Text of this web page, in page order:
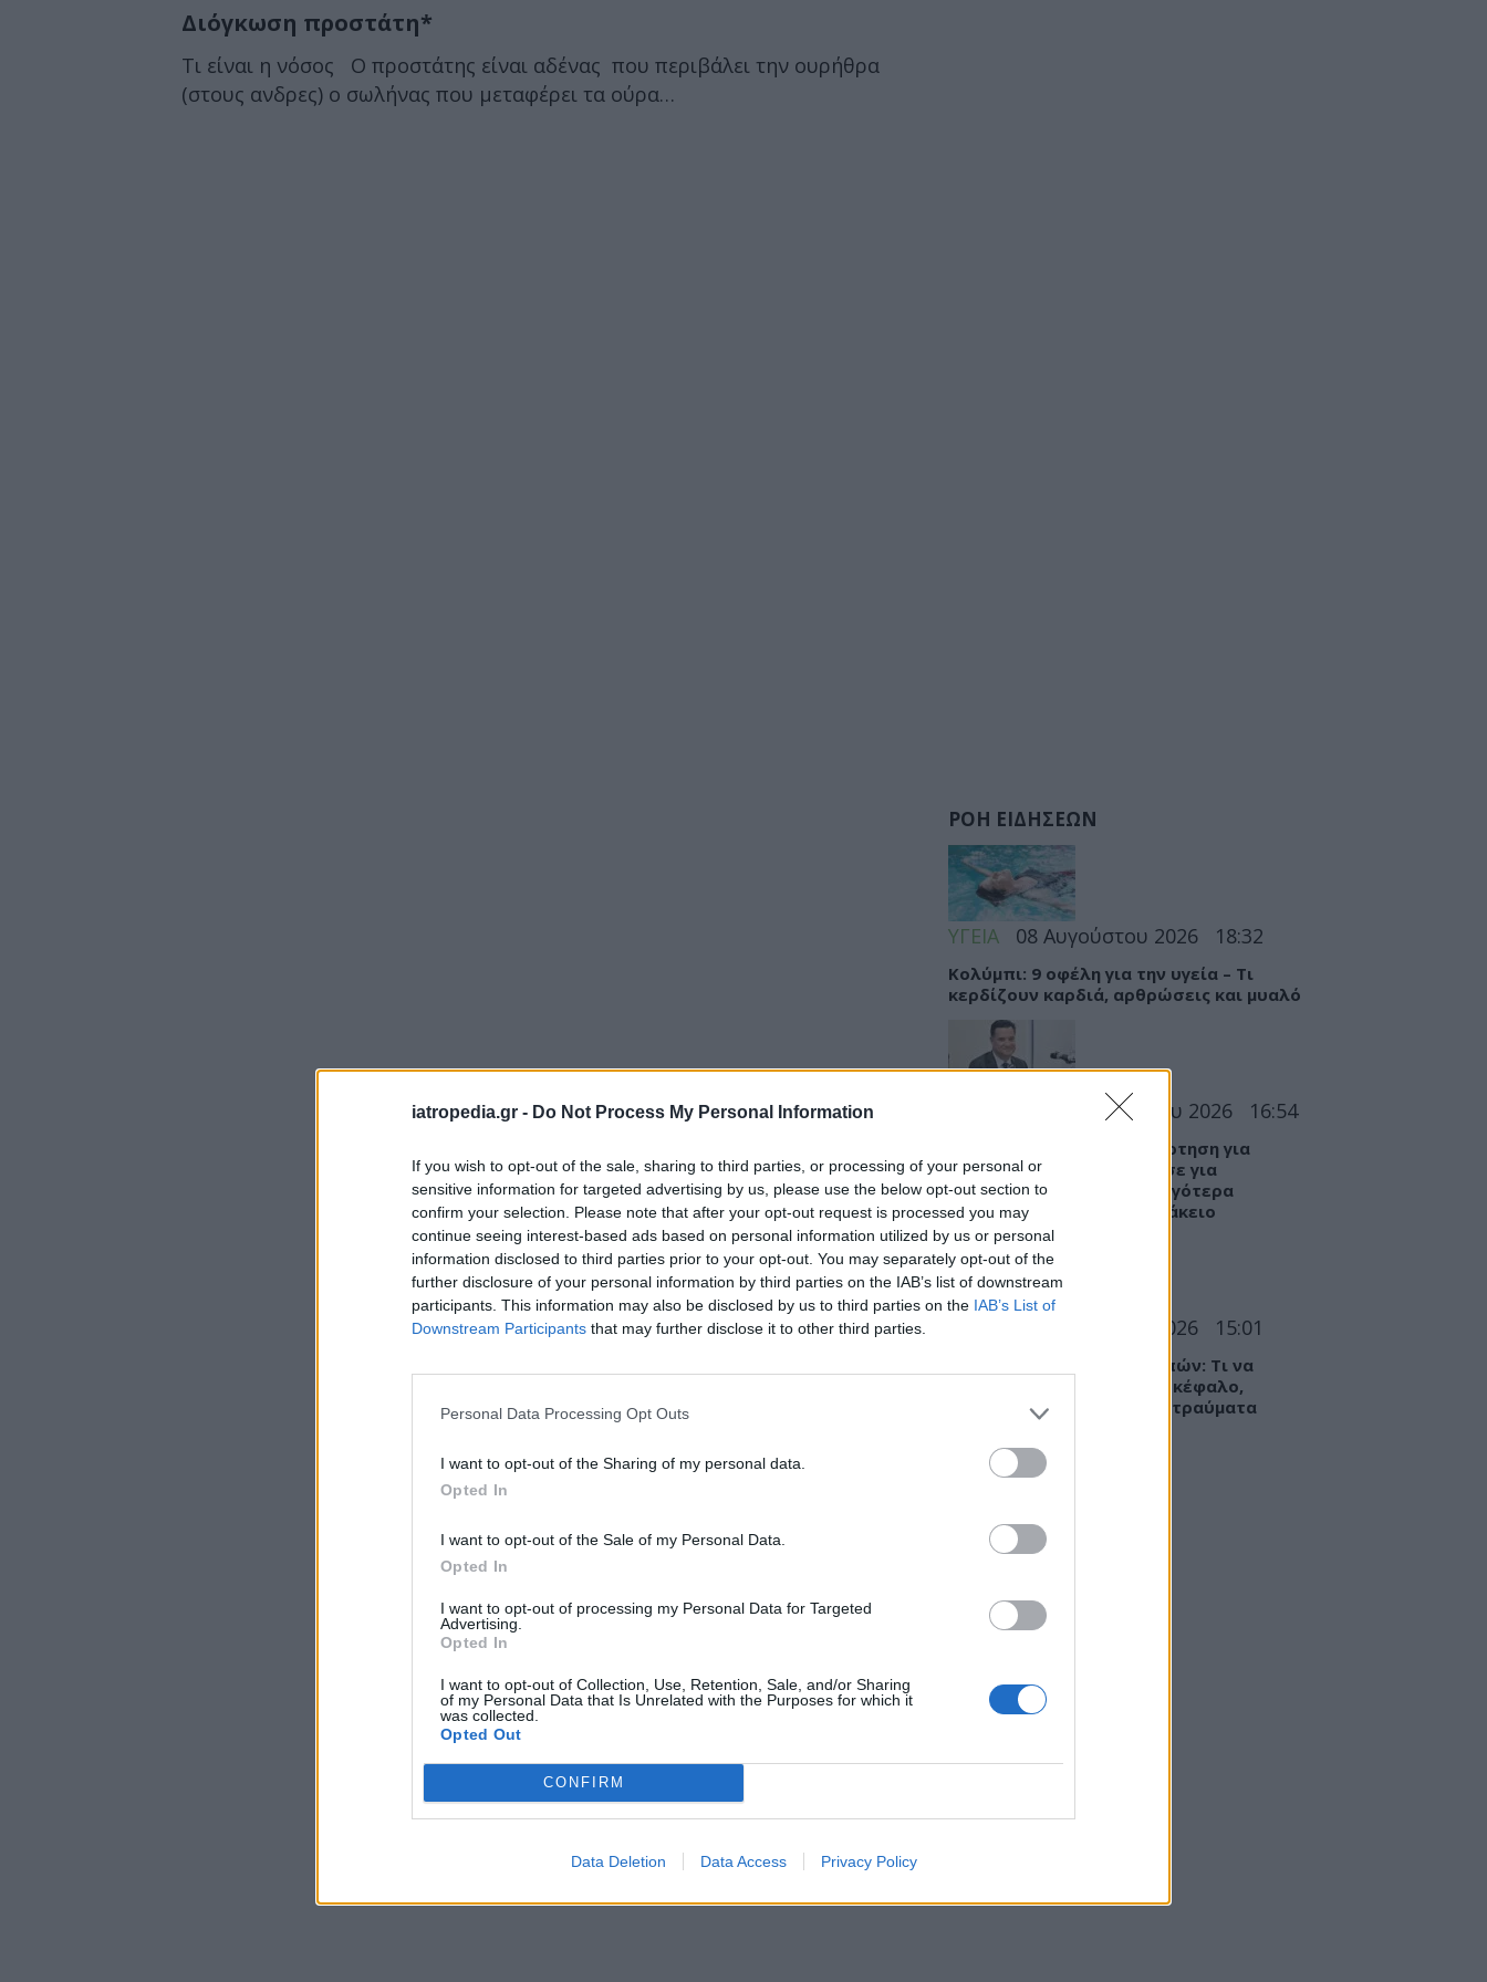
iatropedia.gr - Do Not Process My Personal Information
If you wish to opt-out of the sale, sharing to third parties, or processing of your personal or
sensitive information for targeted advertising by us, please use the below opt-out section to
confirm your selection. Please note that after your opt-out request is processed you may
continue seeing interest-based ads based on personal information utilized by us or personal
information disclosed to third parties prior to your opt-out. You may separately opt-out of the
further disclosure of your personal information by third parties on the IAB’s list of downstream
participants. This information may also be disclosed by us to third parties on the IAB’s List of
Downstream Participants that may further disclose it to other third parties.
Personal Data Processing Opt Outs
I want to opt-out of the Sharing of my personal data.
Opted In
I want to opt-out of the Sale of my Personal Data.
Opted In
I want to opt-out of processing my Personal Data for Targeted
Advertising.
Opted In
I want to opt-out of Collection, Use, Retention, Sale, and/or Sharing
of my Personal Data that Is Unrelated with the Purposes for which it
was collected.
Opted Out
CONFIRM
Data Deletion Data Access Privacy Policy
Διόγκωση προστάτη*
Τι είναι η νόσος Ο προστάτης είναι αδένας που περιβάλει την ουρήθρα
(στους ανδρες) ο σωλήνας που μεταφέρει τα ούρα…
ΡΟΗ ΕΙΔΗΣΕΩΝ
ΥΓΕΙΑ 08 Αυγούστου 2026 18:32
Κολύμπι: 9 οφέλη για την υγεία – Τι
κερδίζουν καρδιά, αρθρώσεις και μυαλό
08 Αυγούστου 2026 16:54
Γεωργιάδης: Αιχμηρή ανάρτηση για
συνδικαλιστή που μιλούσε για
«διάλυση» του ΕΣΥ και αργότερα
ευχαρίστησε το Μποδοσάκειο
08 Αυγούστου 2026 15:01
Το φαρμακείο των διακοπών: Τι να
πάρετε μαζί σας για πονοκέφαλο,
αλλεργίες, δυσπεψία και τραύματα